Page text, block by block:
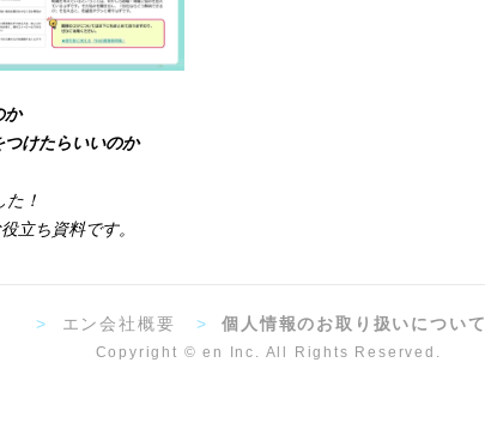
か
けたらいいのか
！
立ち資料です。
> エン会社概要 >個人情報のお取り扱いについて
Copyright © en Inc. All Rights Reserved.